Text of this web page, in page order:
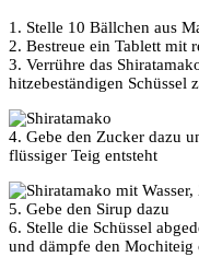
1. Stelle 10 Bällchen aus
2. Bestreue ein Tablett mit
3. Verrühre das
hitzebeständigen Schüssel
4. Gebe den Zucker dazu
flüssiger Teig entsteht
5. Gebe den Sirup dazu
6. Stelle die Schüssel
und dämpfe den Mochiteig